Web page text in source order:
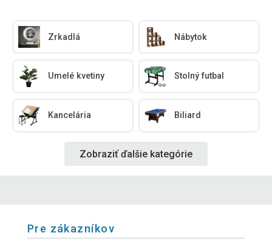
Zrkadlá Nábytok
Umelé kvetiny Stolný futbal
Kancelária Biliard
Zobraziť ďalšie kategórie
Pre zákazníkov